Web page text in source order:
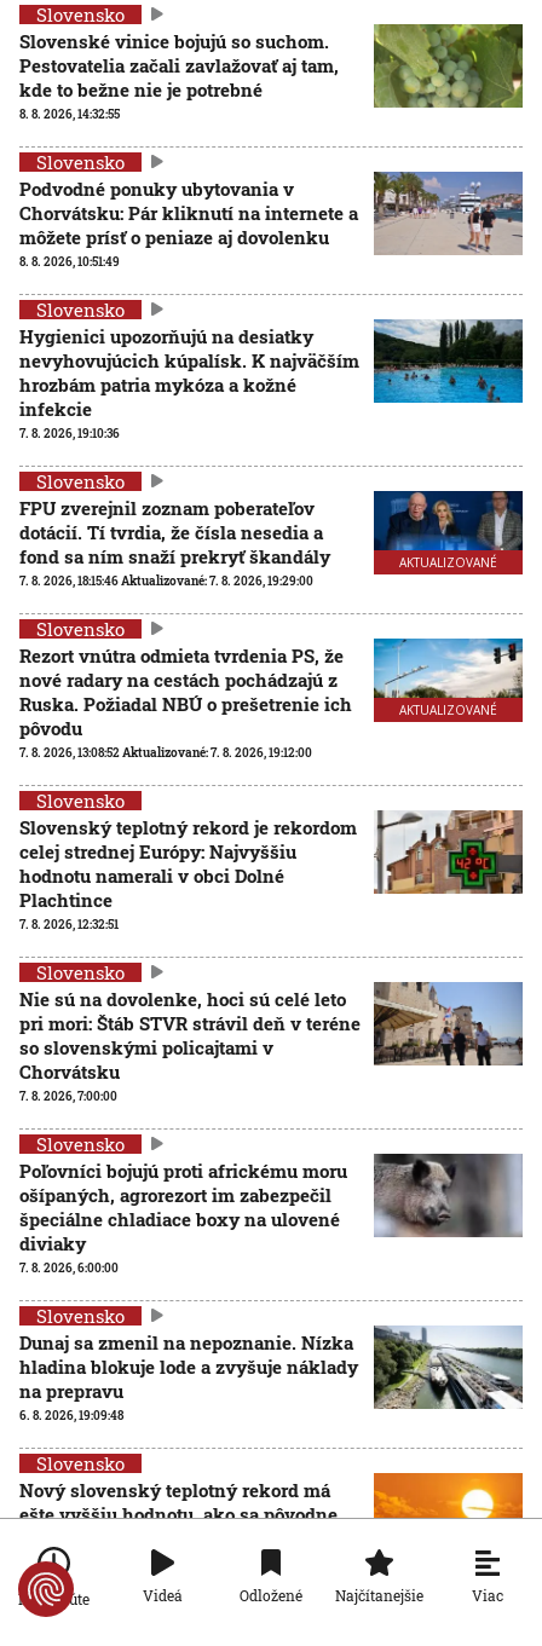
Slovensko
Slovenské vinice bojujú so suchom.
Pestovatelia začali zavlažovať aj tam,
kde to bežne nie je potrebné
8. 8. 2026, 14:32:55
Slovensko
Podvodné ponuky ubytovania v
Chorvátsku: Pár kliknutí na internete a
môžete prísť o peniaze aj dovolenku
8. 8. 2026, 10:51:49
Slovensko
Hygienici upozorňujú na desiatky
nevyhovujúcich kúpalísk. K najväčším
hrozbám patria mykóza a kožné
infekcie
7. 8. 2026, 19:10:36
AKTUALIZOVANÉ
Slovensko
FPU zverejnil zoznam poberateľov
dotácií. Tí tvrdia, že čísla nesedia a
fond sa ním snaží prekryť škandály
7. 8. 2026, 18:15:46 Aktualizované:7. 8. 2026, 19:29:00
AKTUALIZOVANÉ
Slovensko
Rezort vnútra odmieta tvrdenia PS, že
nové radary na cestách pochádzajú z
Ruska. Požiadal NBÚ o prešetrenie ich
pôvodu
7. 8. 2026, 13:08:52 Aktualizované:7. 8. 2026, 19:12:00
Slovensko
Slovenský teplotný rekord je rekordom
celej strednej Európy: Najvyššiu
hodnotu namerali v obci Dolné
Plachtince
7. 8. 2026, 12:32:51
Slovensko
Nie sú na dovolenke, hoci sú celé leto
pri mori: Štáb STVR strávil deň v teréne
so slovenskými policajtami v
Chorvátsku
7. 8. 2026, 7:00:00
Slovensko
Poľovníci bojujú proti africkému moru
ošípaných, agrorezort im zabezpečil
špeciálne chladiace boxy na ulovené
diviaky
7. 8. 2026, 6:00:00
Slovensko
Dunaj sa zmenil na nepoznanie. Nízka
hladina blokuje lode a zvyšuje náklady
na prepravu
6. 8. 2026, 19:09:48
Slovensko
Nový slovenský teplotný rekord má
ešte vyššiu hodnotu, ako sa pôvodne
6. 8. 2026, 14:59:28 Aktualizované:
Slovensko
Po minúte Videá Odložené Najčítanejšie Viac